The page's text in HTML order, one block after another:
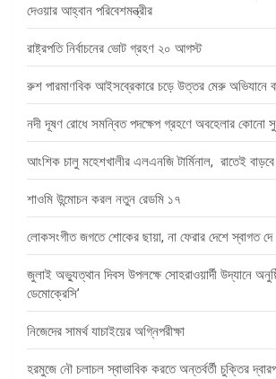
দেওয়ার আহ্বান পরিবেশমন্ত্রীর
রাষ্ট্রপতি নির্বাচনের ভোট গ্রহণ ২০ আগস্ট
রুশ পারমাণবিক আইসব্রেকারে চড়ে উত্তর মেরু অভিযানে
নদী দূষণ রোধে সমন্বিত পদক্ষেপ গ্রহণে অবহেলার কোনো
আংশিক চালু মহেশখালীর এলএনজি টার্মিনাল, রাতেই
শাওমি উন্মোচন করল নতুন রেডমি ১৭
লোকসংগীত জগতে শোকের ছায়া, না ফেরার দেশে স্বাগত দে
জুলাই অভ্যুত্থান দিবস উপলক্ষে সোহরাওয়ার্দী উদ্যানে
ডেমোক্রেসি’
নিজেদের সামর্থ যাচাইয়ের অগ্নিপরীক্ষা
হরমুজে নৌ চলাচল স্বাভাবিক করতে অন্তর্বর্তী চুক্তির